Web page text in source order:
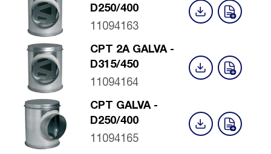
D250/400
11094163
CPT 2A GALVA -
D315/450
11094164
CPT GALVA -
D250/400
11094165